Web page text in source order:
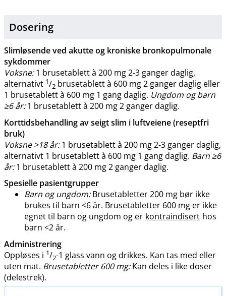
Dosering
Slimløsende ved akutte og kroniske bronkopulmonale
sykdommer
Voksne:1 brusetablett à 200 mg 2-3 ganger daglig,
alternativt 1/2 brusetablett à 600 mg 2 ganger daglig eller
1 brusetablett à 600 mg 1 gang daglig. Ungdom og barn
≥6 år:1 brusetablett à 200 mg 2 ganger daglig.
Korttidsbehandling av seigt slim i luftveiene (reseptfri
bruk)
Voksne >18 år:1 brusetablett à 200 mg 2-3 ganger daglig,
alternativt 1 brusetablett à 600 mg 1 gang daglig. Barn ≥6
år:1 brusetablett à 200 mg 2 ganger daglig.
Spesielle pasientgrupper
Barn og ungdom:Brusetabletter 200 mg bør ikke
brukes til barn <6 år. Brusetabletter 600 mg er ikke
egnet til barn og ungdom og er kontraindisert hos
barn <2 år.
Administrering
Oppløses i 1/2-1 glass vann og drikkes. Kan tas med eller
uten mat. Brusetabletter 600 mg:Kan deles i like doser
(delestrek).